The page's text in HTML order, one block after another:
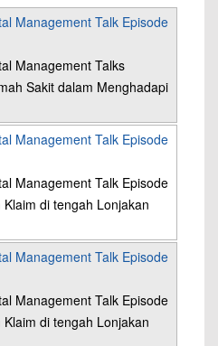
Management Talk Episode
Management Talks
Sakit dalam Menghadapi
Management Talk Episode
Management Talk Episode
di tengah Lonjakan
Management Talk Episode
Management Talk Episode
di tengah Lonjakan